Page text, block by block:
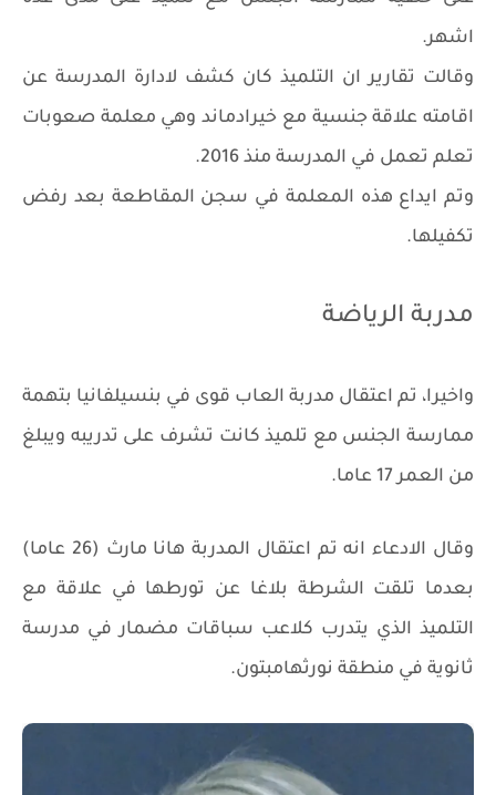
اشهر.
وقالت تقارير ان التلميذ كان كشف لادارة المدرسة عن
اقامته علاقة جنسية مع خيرادماند وهي معلمة صعوبات
تعلم تعمل في المدرسة منذ 2016.
وتم ايداع هذه المعلمة في سجن المقاطعة بعد رفض
تكفيلها.
مدربة الرياضة
واخيرا، تم اعتقال مدربة العاب قوى في بنسيلفانيا بتهمة
ممارسة الجنس مع تلميذ كانت تشرف على تدريبه ويبلغ
من العمر 17 عاما.
وقال الادعاء انه تم اعتقال المدربة هانا مارث (26 عاما)
بعدما تلقت الشرطة بلاغا عن تورطها في علاقة مع
التلميذ الذي يتدرب كلاعب سباقات مضمار في مدرسة
ثانوية في منطقة نورثهامبتون.